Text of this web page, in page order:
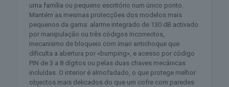
uma família ou pequeno escritório num único ponto.
Mantém as mesmas protecções dos modelos mais
pequenos da gama: alarme integrado de 130 dB activado
por manipulação ou três códigos incorrectos,
mecanismo de bloqueio com íman antichoque que
dificulta a abertura por «bumping», e acesso por código
PIN de 3 a 8 dígitos ou pelas duas chaves mecânicas
incluídas. O interior é almofadado, o que protege melhor
objectos mais delicados do que um cofre com paredes